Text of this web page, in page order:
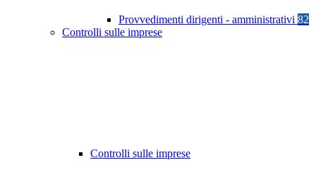
Provvedimenti dirigenti - amministrativi 82
Controlli sulle imprese
Controlli sulle imprese